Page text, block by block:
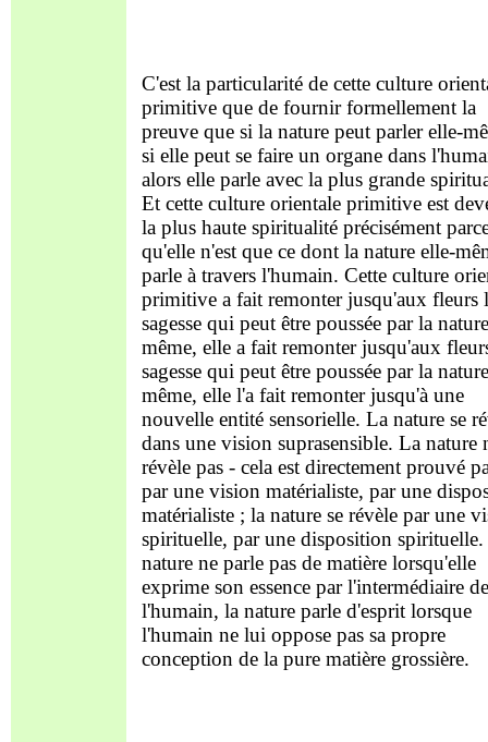
C'est la particularité de cette culture
primitive que de fournir formellement la
preuve que si la nature peut parler elle-
si elle peut se faire un organe dans
alors elle parle avec la plus grande
Et cette culture orientale primitive est
la plus haute spiritualité précisément
qu'elle n'est que ce dont la nature elle-
parle à travers l'humain. Cette culture
primitive a fait remonter jusqu'aux fleurs
sagesse qui peut être poussée par la
même, elle a fait remonter jusqu'aux
sagesse qui peut être poussée par la
même, elle l'a fait remonter jusqu'à une
nouvelle entité sensorielle. La nature se
dans une vision suprasensible. La nature
révèle pas - cela est directement prouvé
par une vision matérialiste, par une
matérialiste ; la nature se révèle par une
spirituelle, par une disposition
nature ne parle pas de matière lorsqu'elle
exprime son essence par l'intermédiaire de
l'humain, la nature parle d'esprit lorsque
l'humain ne lui oppose pas sa propre
conception de la pure matière grossière.